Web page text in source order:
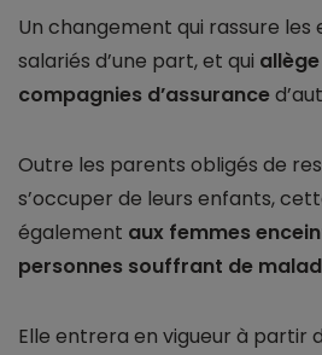
Un changement qui rassure les
salariés d’une part, et qui
compagnies d’assurance
Outre les parents obligés de
s’occuper de leurs enfants,
également aux femmes
personnes souffrant de
Elle entrera en vigueur à partir